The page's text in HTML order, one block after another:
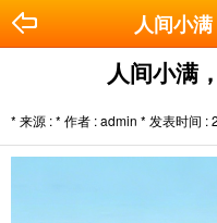
人间小满
人间小满
* 来源 : * 作者 :